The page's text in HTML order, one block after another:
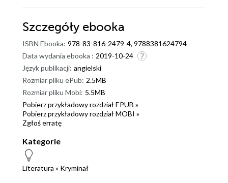
Szczegóły ebooka
ISBN Ebooka: 978-83-816-2479-4, 9788381624794
Data wydania ebooka : 2019-10-24
Język publikacji: angielski
Rozmiar pliku ePub: 2.5MB
Rozmiar pliku Mobi: 5.5MB
Pobierz przykładowy rozdział EPUB »
Pobierz przykładowy rozdział MOBI »
Zgłoś erratę
Kategorie
Literatura » Kryminał